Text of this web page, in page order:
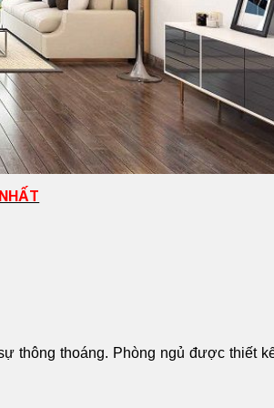
thông thoáng. Phòng ngủ được thiết